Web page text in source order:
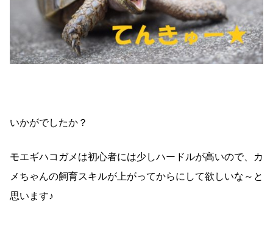
いかがでしたか？
モエギハコガメは初心者には少しハードルが高いので、カ
メちゃんの飼育スキルが上がってからにして欲しいな～と
思います♪